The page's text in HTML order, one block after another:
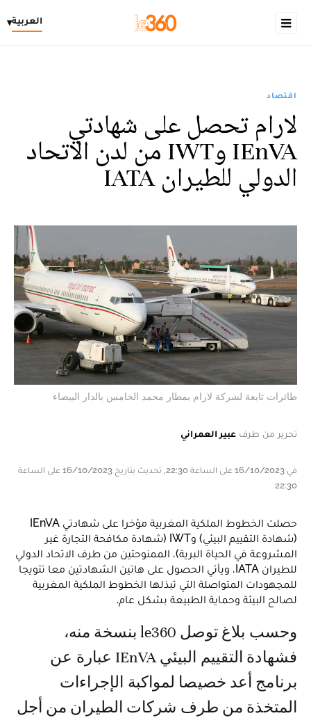
العربية▾
اقتصاد
لارام تحصل على شهادتي
IEnVA وIWT من لدن الاتحاد
الدولي للطيران IATA
طائرات تابعة لشركة لارام بمطار محمد الخامس بالدار البيضاء
تحرير من طرف عبير العمراني
في 16/10/2023 على الساعة 22:30, تحديث بتاريخ 16/10/2023 على الساعة
22:30
حصلت الخطوط الملكية المغربية مؤخرا على شهادتي IEnVA
(شهادة التقييم البيئي) وIWT (شهادة مكافحة التجارة غير
المشروعة في الحياة البرية)، الممنوحتين من طرف الاتحاد الدولي
للطيران IATA، ويأتي الحصول على هاتين الشهادتين معا تتويجا
للمجهودات المتواصلة التي تبذلها الخطوط الملكية المغربية
لصالح البيئة وحماية الطبيعة بشكل عام.
وحسب بلاغ توصل le360 بنسخة منه،
فشهادة التقييم البيئي IEnVA عبارة عن
برنامج أعد خصيصا لمواكبة الإجراءات
المتخذة من طرف شركات الطيران من أجل